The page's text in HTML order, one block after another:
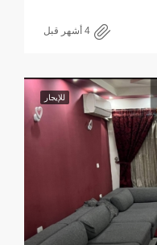
للإيجار